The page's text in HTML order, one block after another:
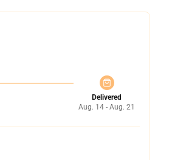
Delivered
Aug. 14 - Aug. 21